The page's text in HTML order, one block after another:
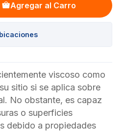
Agregar al Carro
viscoso como
sitio si se aplica sobre
No obstante, es capaz
o superficies
debido a propiedades